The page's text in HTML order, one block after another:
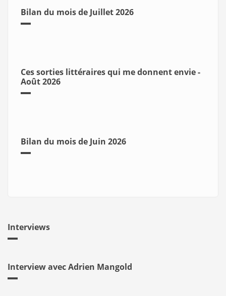
Bilan du mois de Juillet 2026
Ces sorties littéraires qui me donnent envie -
Août 2026
Bilan du mois de Juin 2026
Interviews
Interview avec Adrien Mangold